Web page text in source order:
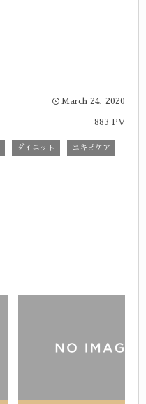
March 24, 2020
883 PV
ダイエット ニキビケア